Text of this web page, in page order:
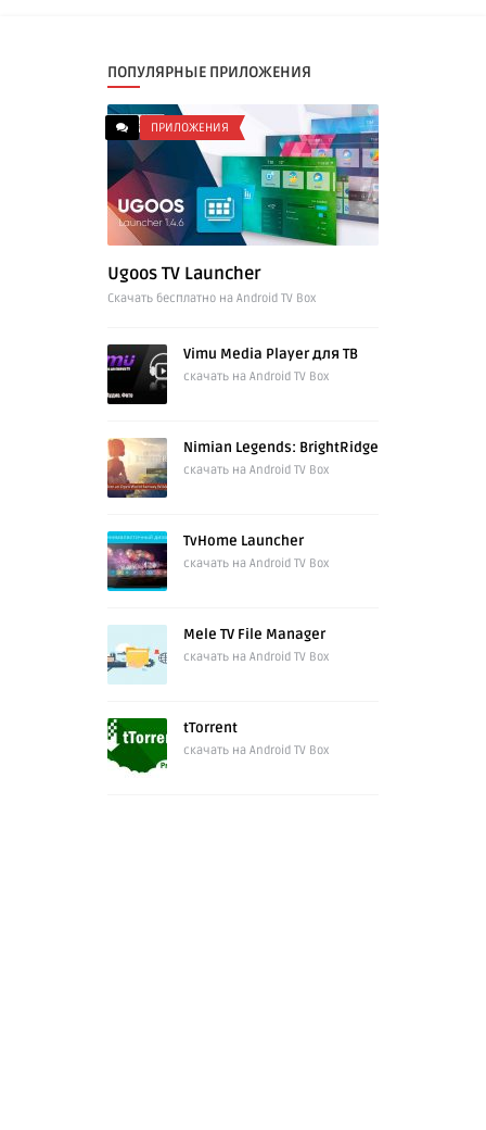
ПОПУЛЯРНЫЕ ПРИЛОЖЕНИЯ
ПРИЛОЖЕНИЯ
Ugoos TV Launcher
Cкачать бесплатно на Android TV Box
Vimu Media Player для ТВ
скачать на Android TV Box
Nimian Legends: BrightRidge
скачать на Android TV Box
TvHome Launcher
скачать на Android TV Box
Mele TV File Manager
скачать на Android TV Box
tTorrent
скачать на Android TV Box